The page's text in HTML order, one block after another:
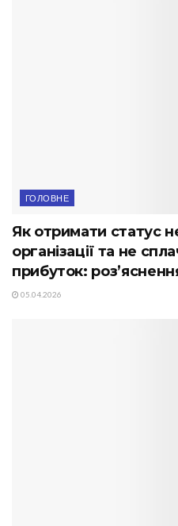
ГОЛОВНЕ
Як отримати статус
організації та не
прибуток:
05.04.2026